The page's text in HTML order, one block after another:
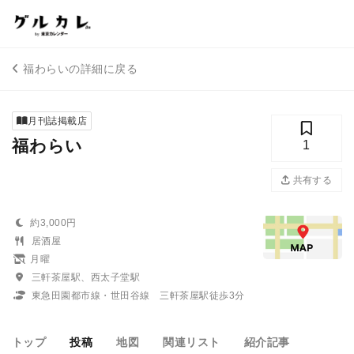
福わらいの詳細に戻る
月刊誌掲載店
福わらい 1
共有する
約3,000円
居酒屋
月曜
三軒茶屋駅、西太子堂駅
東急田園都市線・世田谷線 三軒茶屋駅徒歩3分
トップ 投稿 地図 関連リスト 紹介記事